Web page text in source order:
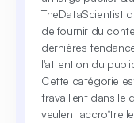
TheDataScientist
de fournir du
dernières
l'attention du
Cette catégorie
travaillent dans le
veulent accroître